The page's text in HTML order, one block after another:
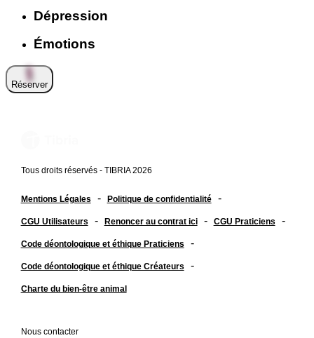
Dépression
Émotions
Réserver
Tous droits réservés - TIBRIA 2026
Mentions Légales - Politique de confidentialité -
CGU Utilisateurs - Renoncer au contrat ici - CGU Praticiens -
Code déontologique et éthique Praticiens -
Code déontologique et éthique Créateurs -
Charte du bien-être animal
Nous contacter